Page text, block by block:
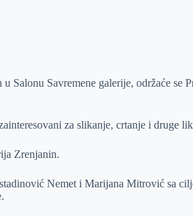
Salonu Savremene galerije, održaće se
za slikanje, crtanje i druge
Zrenjanin.
Nemet i Marijana Mitrović sa